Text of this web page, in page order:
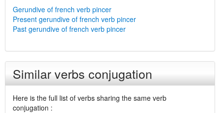
Gerundive of french verb pincer
Present gerundive of french verb pincer
Past gerundive of french verb pincer
Similar verbs conjugation
Here is the full list of verbs sharing the same verb
conjugation :